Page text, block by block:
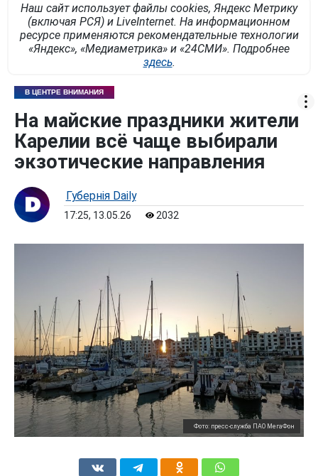
Наш сайт использует файлы cookies, Яндекс Метрику
(включая РСЯ) и LiveInternet. На информационном
ресурсе применяются рекомендательные технологии
«Яндекс», «Медиаметрика» и «24СМИ». Подробнее
здесь.
В ЦЕНТРЕ ВНИМАНИЯ
На майские праздники жители
Карелии всё чаще выбирали
экзотические направления
Губернiя Daily
17:25, 13.05.26 2032
Фото: пресс-служба ПАО МегаФон